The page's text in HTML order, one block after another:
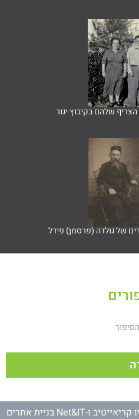
שלהם בקיבוץ יגור
גולדה (פרסמן) פידל
נפטרה, בבית חולים עפולה
ו- Net&IT בניית אתרים